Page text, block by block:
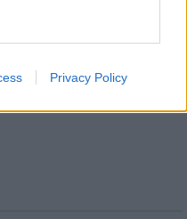
Privacy Policy
légtechnika az